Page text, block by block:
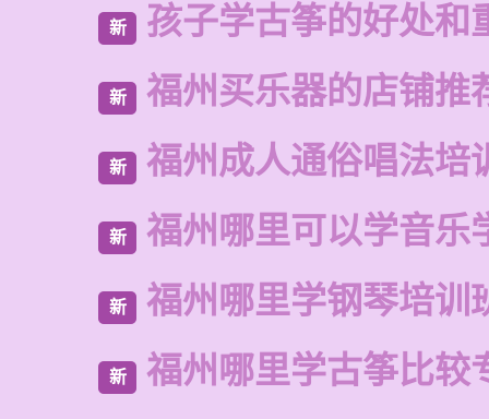
新 孩子学古筝的好处和
新 福州买乐器的店铺推
新 福州成人通俗唱法培
新 福州哪里可以学音乐
新 福州哪里学钢琴培训
新 福州哪里学古筝比较